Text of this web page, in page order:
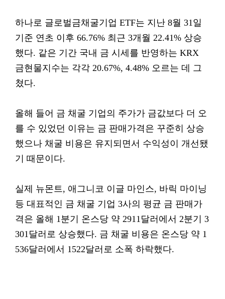
하나로 글로벌금채굴기업 ETF는 지난 8월 31일
기준 연초 이후 66.76% 최근 3개월 22.41% 상승
했다. 같은 기간 국내 금 시세를 반영하는 KRX
금현물지수는 각각 20.67%, 4.48% 오르는 데 그
쳤다.
올해 들어 금 채굴 기업의 주가가 금값보다 더 오
를 수 있었던 이유는 금 판매가격은 꾸준히 상승
했으나 채굴 비용은 유지되면서 수익성이 개선됐
기 때문이다.
실제 뉴몬트, 애그니코 이글 마인스, 바릭 마이닝
등 대표적인 금 채굴 기업 3사의 평균 금 판매가
격은 올해 1분기 온스당 약 2911달러에서 2분기 3
301달러로 상승했다. 금 채굴 비용은 온스당 약 1
536달러에서 1522달러로 소폭 하락했다.